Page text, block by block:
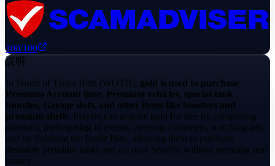
100/100
説明
In World of Tanks Blitz (WOTB), gold is used to purchase
Premium Account time, Premium vehicles, special tank
bundles, Garage slots, and other items like boosters and
premium shells . Players can acquire gold for free by completing
missions, participating in events, opening containers, watching ads,
and by finishing the Battle Pass, allowing them to purchase
desirable premium tanks and account benefits without spending real
money.